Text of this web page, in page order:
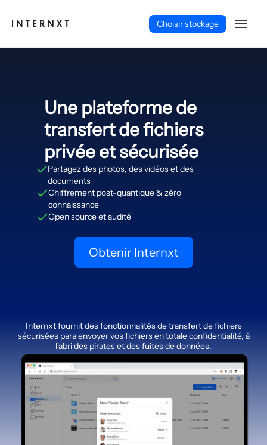
Choisir stockage
Une plateforme de
transfert de fichiers
privée et sécurisée
Partagez des photos, des vidéos et des
documents
Chiffrement post-quantique & zéro
connaissance
Open source et audité
Obtenir Internxt
Internxt fournit des fonctionnalités de transfert de fichiers
sécurisées para envoyer vos fichiers en totale confidentialité, à
l'abri des pirates et des fuites de données.